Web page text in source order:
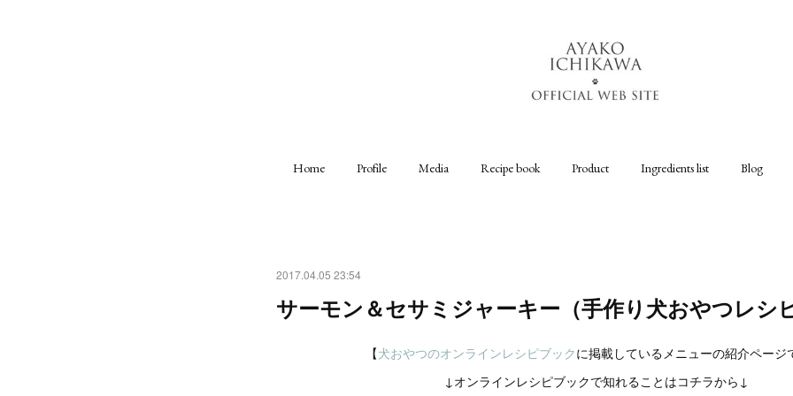
Home Profile Media Recipe book Product Ingredients list Blog
2017.04.05 23:54
サーモン＆セサミジャーキー（手作り犬おやつレシ
【犬おやつのオンラインレシピブックに掲載しているメニューの紹介ページ
↓オンラインレシピブックで知れることはコチラから↓